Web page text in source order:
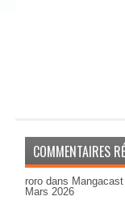
COMMENTAIRES
roro dans
Mars 2026